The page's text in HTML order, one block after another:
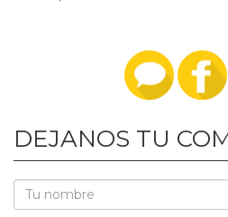
DEJANOS TU